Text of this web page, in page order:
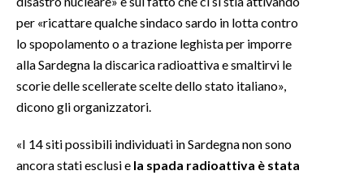
SARDI NEL MONDO
NOTIZIE
EVENTI
#CARAUNIONE
3 MINUTI CON
per «ricattare qualche sindaco sardo in lotta contro
lo spopolamento o a trazione leghista per imporre
alla Sardegna la discarica radioattiva e smaltirvi le
scorie delle scellerate scelte dello stato italiano»,
dicono gli organizzatori.
«I 14 siti possibili individuati in Sardegna non sono
ancora stati esclusi e la spada radioattiva è stata